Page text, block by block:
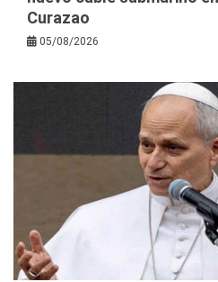
Curazao
05/08/2026